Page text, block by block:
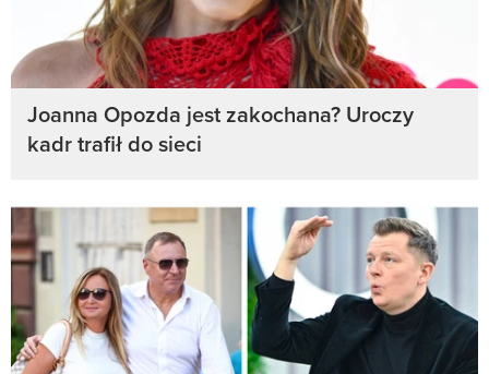
Joanna Opozda jest zakochana? Uroczy
kadr trafił do sieci